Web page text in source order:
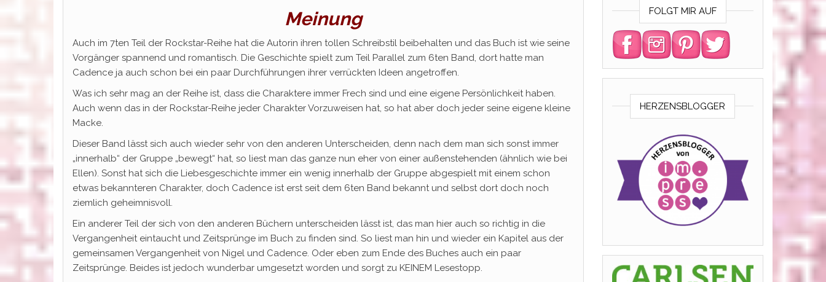
Meinung
Auch im 7ten Teil der Rockstar-Reihe hat die Autorin ihren tollen Schreibstil beibehalten und das Buch ist wie seine
Vorgänger spannend und romantisch. Die Geschichte spielt zum Teil Parallel zum 6ten Band, dort hatte man
Cadence ja auch schon bei ein paar Durchführungen ihrer verrückten Ideen angetroffen.
Was ich sehr mag an der Reihe ist, dass die Charaktere immer Frech sind und eine eigene Persönlichkeit haben.
Auch wenn das in der Rockstar-Reihe jeder Charakter Vorzuweisen hat, so hat aber doch jeder seine eigene kleine
Macke.
Dieser Band lässt sich auch wieder sehr von den anderen Unterscheiden, denn nach dem man sich sonst immer
„innerhalb“ der Gruppe „bewegt“ hat, so liest man das ganze nun eher von einer außenstehenden (ähnlich wie bei
Ellen). Sonst hat sich die Liebesgeschichte immer ein wenig innerhalb der Gruppe abgespielt mit einem schon
etwas bekannteren Charakter, doch Cadence ist erst seit dem 6ten Band bekannt und selbst dort doch noch
ziemlich geheimnisvoll.
Ein anderer Teil der sich von den anderen Büchern unterscheiden lässt ist, das man hier auch so richtig in die
Vergangenheit eintaucht und Zeitsprünge im Buch zu finden sind. So liest man hin und wieder ein Kapitel aus der
gemeinsamen Vergangenheit von Nigel und Cadence. Oder eben zum Ende des Buches auch ein paar
Zeitsprünge. Beides ist jedoch wunderbar umgesetzt worden und sorgt zu KEINEM Lesestopp.
FOLGT MIR AUF
HERZENSBLOGGER